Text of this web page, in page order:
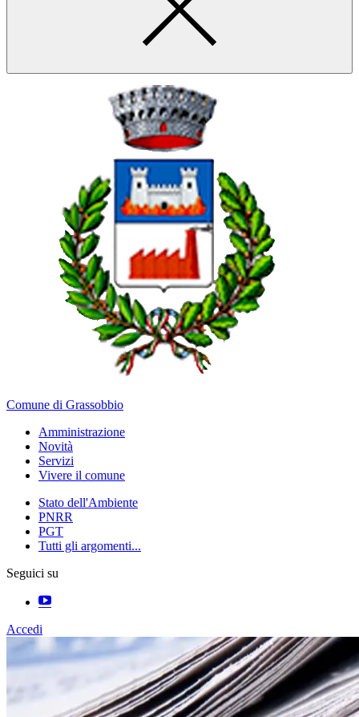
Comune di Grassobbio
Amministrazione
Novità
Servizi
Vivere il comune
Stato dell'Ambiente
PNRR
PGT
Tutti gli argomenti...
Seguici su
Accedi